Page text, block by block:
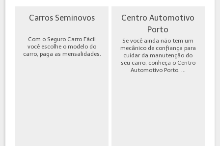
Carros Seminovos
Com o Seguro Carro Fácil
você escolhe o modelo do
carro, paga as mensalidades.
Centro Automotivo
Porto
Se você ainda não tem um
mecânico de confiança para
cuidar da manutenção do
seu carro, conheça o Centro
Automotivo Porto. ...